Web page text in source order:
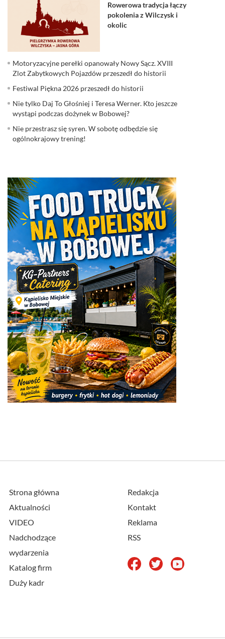
Rowerowa tradycja łączy
pokolenia z Wilczysk i
okolic
Motoryzacyjne perełki opanowały Nowy Sącz. XVIII
Zlot Zabytkowych Pojazdów przeszedł do historii
Festiwal Piękna 2026 przeszedł do historii
Nie tylko Daj To Głośniej i Teresa Werner. Kto jeszcze
wystąpi podczas dożynek w Bobowej?
Nie przestrasz się syren. W sobotę odbędzie się
ogólnokrajowy trening!
Strona główna
Aktualności
VIDEO
Nadchodzące
wydarzenia
Katalog firm
Duży kadr
Redakcja
Kontakt
Reklama
RSS